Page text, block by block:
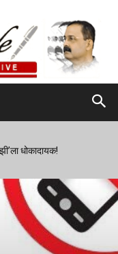
धोकादायक!